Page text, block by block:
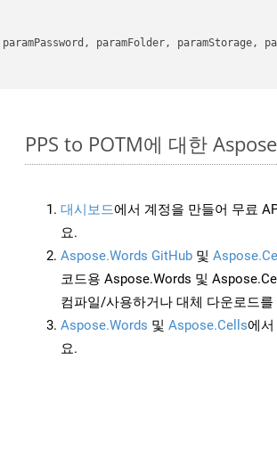
paramPassword, paramFolder, paramStorage,
PPS to POTM에 대한
대시보드에서 계정을 만들어 무료
요.
Aspose.Words GitHub 및
코드용 Aspose.Words 및
컴파일/사용하거나 대체 다운로드를
Aspose.Words 및 Aspose.Cells에서
요.